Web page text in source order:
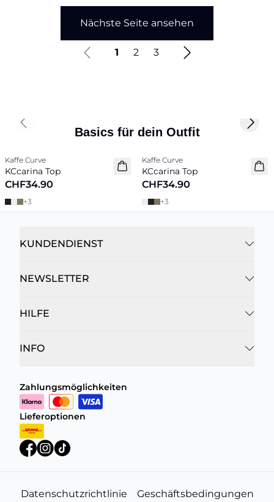
Nächste Seite ansehen
1 2 3
Basics für dein Outfit
Neu
Kaffe Curve
KCcarina Top
CHF34.90
+3
Neu
Kaffe Curve
KCcarina Top
CHF34.90
+3
Previous slide Next
KUNDENDIENST
NEWSLETTER
HILFE
INFO
Zahlungsmöglichkeiten
Lieferoptionen
Datenschutzrichtlinie Geschäftsbedingungen